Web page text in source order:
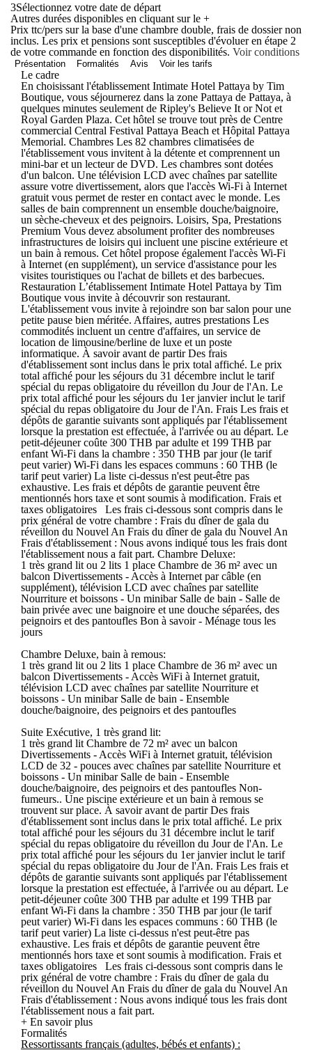
3Sélectionnez votre date de départ
Autres durées disponibles en cliquant sur le +
Prix ttc/pers sur la base d'une chambre double, frais de dossier non
inclus. Les prix et pensions sont susceptibles d'évoluer en étape 2
de votre commande en fonction des disponibilités. Voir conditions
Présentation Formalités Avis Voir les tarifs
Le cadre
En choisissant l'établissement Intimate Hotel Pattaya by Tim
Boutique, vous séjournerez dans la zone Pattaya de Pattaya, à
quelques minutes seulement de Ripley's Believe It or Not et
Royal Garden Plaza. Cet hôtel se trouve tout près de Centre
commercial Central Festival Pattaya Beach et Hôpital Pattaya
Memorial. Chambres Les 82 chambres climatisées de
l'établissement vous invitent à la détente et comprennent un
mini-bar et un lecteur de DVD. Les chambres sont dotées
d'un balcon. Une télévision LCD avec chaînes par satellite
assure votre divertissement, alors que l'accès Wi-Fi à Internet
gratuit vous permet de rester en contact avec le monde. Les
salles de bain comprennent un ensemble douche/baignoire,
un sèche-cheveux et des peignoirs. Loisirs, Spa, Prestations
Premium Vous devez absolument profiter des nombreuses
infrastructures de loisirs qui incluent une piscine extérieure et
un bain à remous. Cet hôtel propose également l'accès Wi-Fi
à Internet (en supplément), un service d'assistance pour les
visites touristiques ou l'achat de billets et des barbecues.
Restauration L’établissement Intimate Hotel Pattaya by Tim
Boutique vous invite à découvrir son restaurant.
L'établissement vous invite à rejoindre son bar salon pour une
petite pause bien méritée. Affaires, autres prestations Les
commodités incluent un centre d'affaires, un service de
location de limousine/berline de luxe et un poste
informatique. À savoir avant de partir Des frais
d'établissement sont inclus dans le prix total affiché. Le prix
total affiché pour les séjours du 31 décembre inclut le tarif
spécial du repas obligatoire du réveillon du Jour de l'An. Le
prix total affiché pour les séjours du 1er janvier inclut le tarif
spécial du repas obligatoire du Jour de l'An. Frais Les frais et
dépôts de garantie suivants sont appliqués par l'établissement
lorsque la prestation est effectuée, à l'arrivée ou au départ. Le
petit-déjeuner coûte 300 THB par adulte et 199 THB par
enfant Wi-Fi dans la chambre : 350 THB par jour (le tarif
peut varier) Wi-Fi dans les espaces communs : 60 THB (le
tarif peut varier) La liste ci-dessus n'est peut-être pas
exhaustive. Les frais et dépôts de garantie peuvent être
mentionnés hors taxe et sont soumis à modification. Frais et
taxes obligatoires Les frais ci-dessous sont compris dans le
prix général de votre chambre : Frais du dîner de gala du
réveillon du Nouvel An Frais du dîner de gala du Nouvel An
Frais d'établissement : Nous avons indiqué tous les frais dont
l'établissement nous a fait part. Chambre Deluxe:
1 très grand lit ou 2 lits 1 place Chambre de 36 m² avec un
balcon Divertissements - Accès à Internet par câble (en
supplément), télévision LCD avec chaînes par satellite
Nourriture et boissons - Un minibar Salle de bain - Salle de
bain privée avec une baignoire et une douche séparées, des
peignoirs et des pantoufles Bon à savoir - Ménage tous les
jours
Chambre Deluxe, bain à remous:
1 très grand lit ou 2 lits 1 place Chambre de 36 m² avec un
balcon Divertissements - Accès WiFi à Internet gratuit,
télévision LCD avec chaînes par satellite Nourriture et
boissons - Un minibar Salle de bain - Ensemble
douche/baignoire, des peignoirs et des pantoufles
Suite Exécutive, 1 très grand lit:
1 très grand lit Chambre de 72 m² avec un balcon
Divertissements - Accès WiFi à Internet gratuit, télévision
LCD de 32 - pouces avec chaînes par satellite Nourriture et
boissons - Un minibar Salle de bain - Ensemble
douche/baignoire, des peignoirs et des pantoufles Non-
fumeurs.. Une piscine extérieure et un bain à remous se
trouvent sur place. À savoir avant de partir Des frais
d'établissement sont inclus dans le prix total affiché. Le prix
total affiché pour les séjours du 31 décembre inclut le tarif
spécial du repas obligatoire du réveillon du Jour de l'An. Le
prix total affiché pour les séjours du 1er janvier inclut le tarif
spécial du repas obligatoire du Jour de l'An. Frais Les frais et
dépôts de garantie suivants sont appliqués par l'établissement
lorsque la prestation est effectuée, à l'arrivée ou au départ. Le
petit-déjeuner coûte 300 THB par adulte et 199 THB par
enfant Wi-Fi dans la chambre : 350 THB par jour (le tarif
peut varier) Wi-Fi dans les espaces communs : 60 THB (le
tarif peut varier) La liste ci-dessus n'est peut-être pas
exhaustive. Les frais et dépôts de garantie peuvent être
mentionnés hors taxe et sont soumis à modification. Frais et
taxes obligatoires Les frais ci-dessous sont compris dans le
prix général de votre chambre : Frais du dîner de gala du
réveillon du Nouvel An Frais du dîner de gala du Nouvel An
Frais d'établissement : Nous avons indiqué tous les frais dont
l'établissement nous a fait part.
+ En savoir plus
Formalités
Ressortissants français (adultes, bébés et enfants) :